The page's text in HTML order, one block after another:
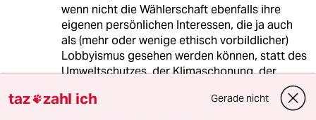
wenn nicht die Wählerschaft ebenfalls ihre
eigenen persönlichen Interessen, die ja auch
als (mehr oder wenige ethisch vorbildlicher)
Lobbyismus gesehen werden können, statt des
Umweltschutzes, der Klimaschonung, der
Verkehrswende, des (zB coronabezogenen)
Gesundheitsschutzes, etc., bei der
taz zahl ich Gerade nicht